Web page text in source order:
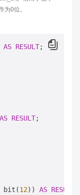
为0位。
AS RESULT;
AS RESULT;
bit(12)) AS RESULT